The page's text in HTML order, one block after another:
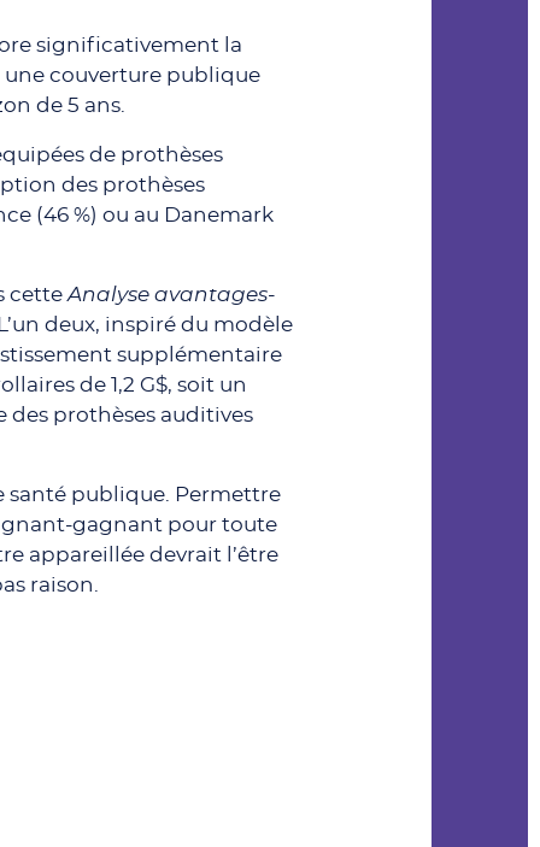
significativement la
couverture publique
de 5 ans.
de prothèses
des prothèses
(46 %) ou au Danemark
cetteAnalyse avantages-
deux, inspiré du modèle
supplémentaire
de 1,2 G$, soit un
des prothèses auditives
santé publique. Permettre
gagnant pour toute
appareillée devrait l’être
raison.